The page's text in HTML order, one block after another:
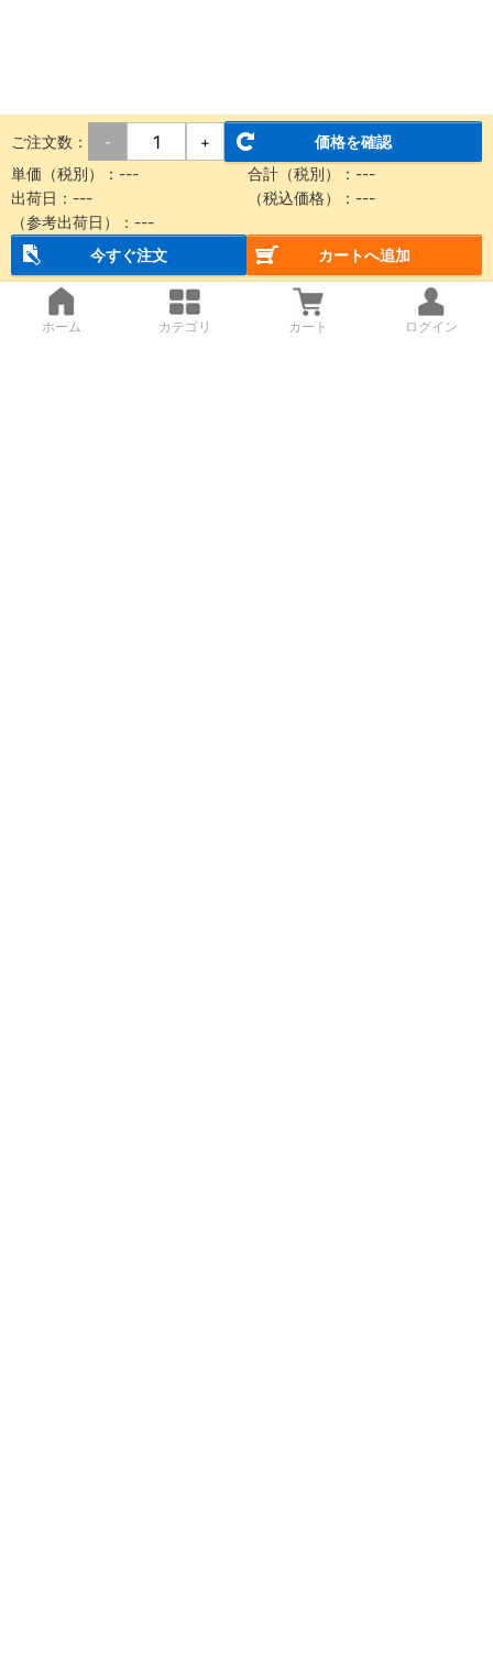
ご注文数： - +
価格を確認
単価（税別）： --- 合計（税別）： ---
出荷日： --- （税込価格）： ---
（参考出荷日）： ---
今すぐ注文
カートへ追加
ホーム カテゴリ カート ログイン